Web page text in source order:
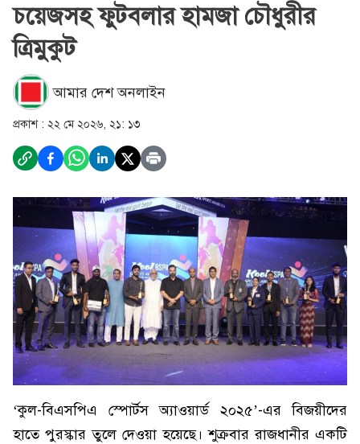
চয়েজসহ ফুটবলার হামজা চৌধুরীর
ত্রিমুকুট
আমার দেশ অনলাইন
প্রকাশ : ২২ মে ২০২৬, ২১: ১৩
‘কুল-বিএসপিএ স্পোর্টস অ্যাওয়ার্ড ২০২৫’-এর বিজয়ীদের
হাতে পুরস্কার তুলে দেওয়া হয়েছে। শুক্রবার রাজধানীর একটি